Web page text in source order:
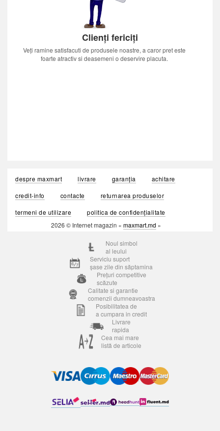
Clienți fericiți
Veți ramine satisfacuti de produsele noastre, a caror pret este
foarte atractiv si deasemeni o deservire placuta.
despre maxmart livrare garanția
achitare
credit-info
contacte
returnarea produselor
termeni de utilizare
politica de confidențialitate
2026 © Internet magazin « maxmart.md »
Noul simbol
al leului
Serviciu suport
șase zile din săptamina
Prețuri competitive
scăzute
Calitate si garantie
comenzii dumneavoastra
Posibilitatea de
a cumpara in credit
Livrare
rapida
Cea mai mare
listă de articole